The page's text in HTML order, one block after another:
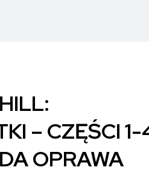
– CZĘŚCI
OPRAWA